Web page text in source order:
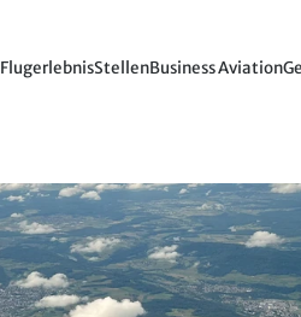
FlugerlebnisStellenBusiness Aviation